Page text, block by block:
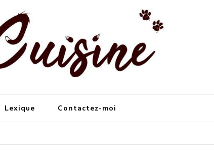
Lexique Contactez-moi